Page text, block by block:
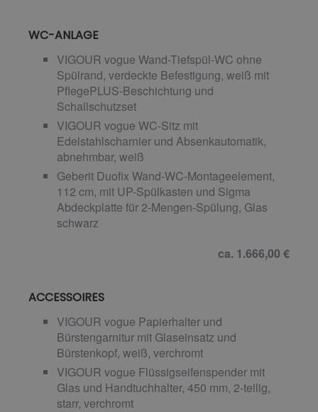
WC-ANLAGE
VIGOUR vogue Wand-Tiefspül-WC ohne
Spülrand, verdeckte Befestigung, weiß mit
PflegePLUS-Beschichtung und
Schallschutzset
VIGOUR vogue WC-Sitz mit
Edelstahlscharnier und Absenkautomatik,
abnehmbar, weiß
Geberit Duofix Wand-WC-Montageelement,
112 cm, mit UP-Spülkasten und Sigma
Abdeckplatte für 2-Mengen-Spülung, Glas
schwarz
ca. 1.666,00 €
ACCESSOIRES
VIGOUR vogue Papierhalter und
Bürstengarnitur mit Glaseinsatz und
Bürstenkopf, weiß, verchromt
VIGOUR vogue Flüssigseifenspender mit
Glas und Handtuchhalter, 450 mm, 2-teilig,
starr, verchromt